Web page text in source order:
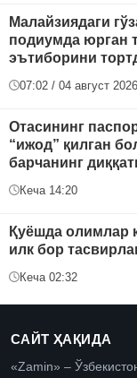
Малайзиядаги
подиумда юрган
эътиборини
07:02 / 04 август 2026
Отасининг
“ижод” қилган
барчанинг
Кеча 14:20
Қуёшда олимлар
илк бор
Кеча 02:32
САЙТ ҲАҚИДА
«Zamin» –